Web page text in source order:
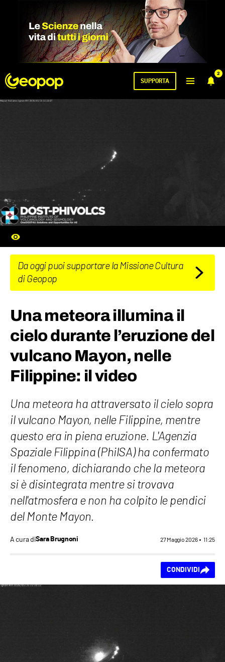
2
SUPPORTA
Da oggi puoi supportare la Missione Cultura
di Geopop
Una meteora illumina il
cielo durante l’eruzione del
vulcano Mayon, nelle
Filippine: il video
Una meteora ha attraversato il cielo sopra
il vulcano Mayon, nelle Filippine, mentre
questo era in piena eruzione. L'Agenzia
Spaziale Filippina (PhilSA) ha confermato
il fenomeno, dichiarando che la meteora
si è disintegrata mentre si trovava
nell'atmosfera e non ha colpito le pendici
del Monte Mayon.
A cura diSara Brugnoni 27 Maggio 2026 11:25
CONDIVIDI